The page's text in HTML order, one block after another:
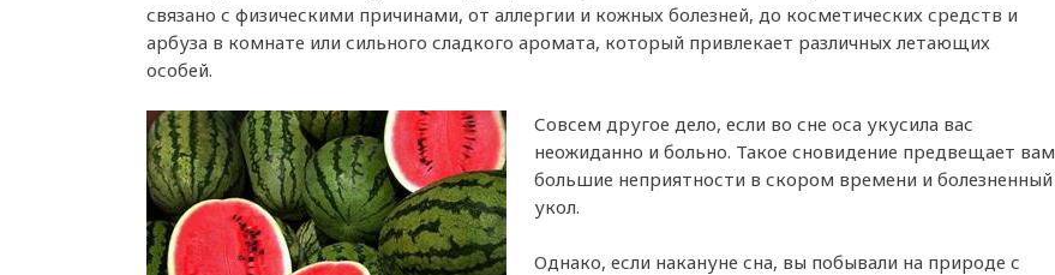
связано с физическими причинами, от аллергии и кожных болезней, до косметических средств и
арбуза в комнате или сильного сладкого аромата, который привлекает различных летающих
особей.
Совсем другое дело, если во сне оса укусила вас
неожиданно и больно. Такое сновидение предвещает вам
большие неприятности в скором времени и болезненный
укол.
Однако, если накануне сна, вы побывали на природе с